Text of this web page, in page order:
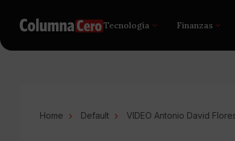
Tecnología Finanzas
Home Default VIDEO Antonio David